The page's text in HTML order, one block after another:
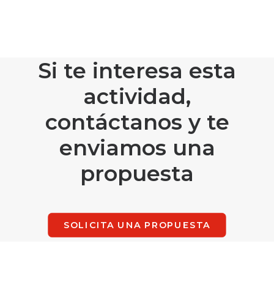
Si te interesa esta
actividad,
contáctanos y te
enviamos una
propuesta
SOLICITA UNA PROPUESTA